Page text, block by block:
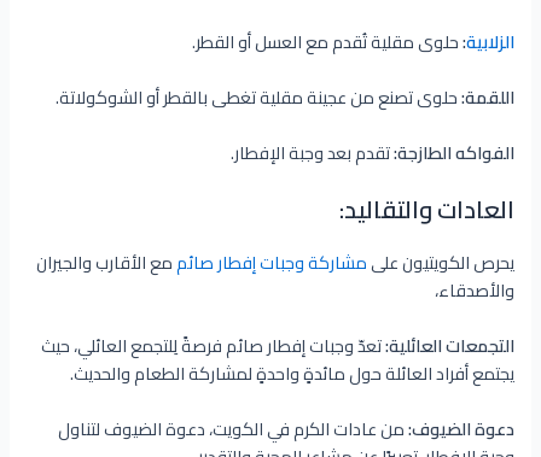
الزلابية:حلوى مقلية تُقدم مع العسل أو القطر.
اللقمة:حلوى تصنع من عجينة مقلية تغطى بالقطر أو الشوكولاتة.
الفواكه الطازجة:تقدم بعد وجبة الإفطار.
العادات والتقاليد:
يحرص الكويتيون علىمشاركة وجبات إفطار صائممع الأقارب والجيران
والأصدقاء،
التجمعات العائلية:تعدّ وجبات إفطار صائم فرصةً لِلتجمع العائلي، حيث
يجتمع أفراد العائلة حول مائدةٍ واحدةٍ لمشاركة الطعام والحديث.
دعوة الضيوف:من عادات الكرم في الكويت، دعوة الضيوف لتناول